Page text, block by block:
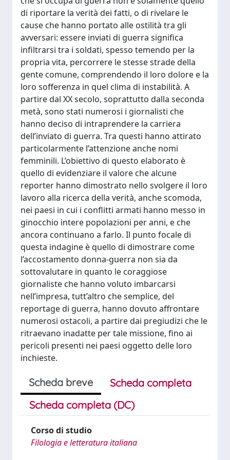
di riportare la verità dei fatti, o di rivelare le
cause che hanno portato alle ostilità tra gli
avversari: essere inviati di guerra significa
infiltrarsi tra i soldati, spesso temendo per la
propria vita, percorrere le stesse strade della
gente comune, comprendendo il loro dolore e la
loro sofferenza in quel clima di instabilità. A
partire dal XX secolo, soprattutto dalla seconda
metà, sono stati numerosi i giornalisti che
hanno deciso di intraprendere la carriera
dell’inviato di guerra. Tra questi hanno attirato
particolarmente l’attenzione anche nomi
femminili. L’obiettivo di questo elaborato è
quello di evidenziare il valore che alcune
reporter hanno dimostrato nello svolgere il loro
lavoro alla ricerca della verità, anche scomoda,
nei paesi in cui i conflitti armati hanno messo in
ginocchio intere popolazioni per anni, e che
ancora continuano a farlo. Il punto focale di
questa indagine è quello di dimostrare come
l’accostamento donna-guerra non sia da
sottovalutare in quanto le coraggiose
giornaliste che hanno voluto imbarcarsi
nell’impresa, tutt’altro che semplice, del
reportage di guerra, hanno dovuto affrontare
numerosi ostacoli, a partire dai pregiudizi che le
ritraevano inadatte per tale missione, fino ai
pericoli presenti nei paesi oggetto delle loro
inchieste.
Scheda breve
Scheda completa
Scheda completa (DC)
Corso di studio
Filologia e letteratura italiana